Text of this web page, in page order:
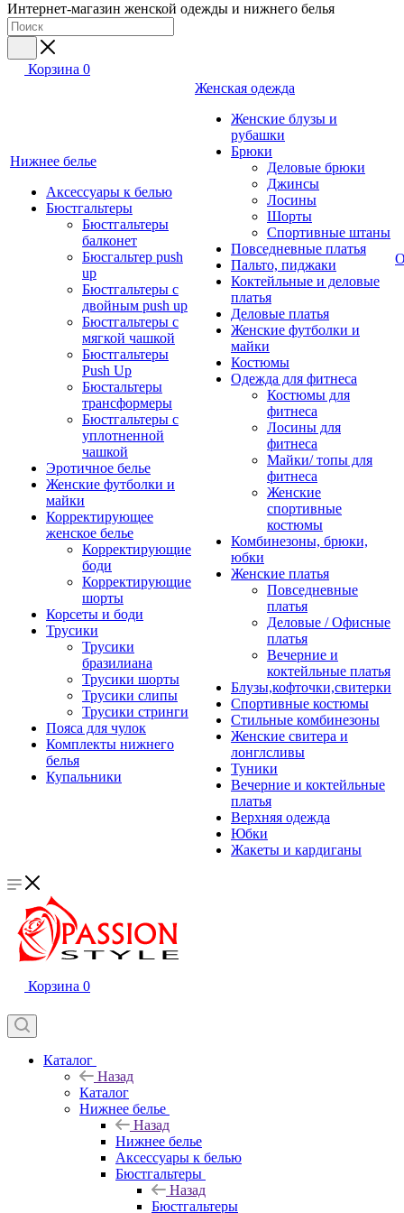
Интернет-магазин женской одежды и нижнего белья
Корзина 0
Нижнее белье
Аксессуары к белью
Бюстгальтеры
Бюстгальтеры
балконет
Бюсгальтер push
up
Бюстгальтеры с
двойным push up
Бюстгальтеры с
мягкой чашкой
Бюстгальтеры
Push Up
Бюстальтеры
трансформеры
Бюстгальтеры с
уплотненной
чашкой
Эротичное белье
Женские футболки и
майки
Корректирующее
женское белье
Корректирующие
боди
Корректирующие
шорты
Корсеты и боди
Трусики
Трусики
бразилиана
Трусики шорты
Трусики слипы
Трусики стринги
Пояса для чулок
Комплекты нижнего
белья
Купальники
Женская одежда
Женские блузы и
рубашки
Брюки
Деловые брюки
Джинсы
Лосины
Шорты
Спортивные штаны
Повседневные платья
Пальто, пиджаки
Коктейльные и деловые
платья
Деловые платья
Женские футболки и
майки
Костюмы
Одежда для фитнеса
Костюмы для
фитнеса
Лосины для
фитнеса
Майки/ топы для
фитнеса
Женские
спортивные
костюмы
Комбинезоны, брюки,
юбки
Женские платья
Повседневные
платья
Деловые / Офисные
платья
Вечерние и
коктейльные платья
Блузы,кофточки,свитерки
Спортивные костюмы
Стильные комбинезоны
Женские свитера и
лонглсливы
Туники
Вечерние и коктейльные
платья
Верхняя одежда
Юбки
Жакеты и кардиганы
Корзина 0
Каталог
Назад
Каталог
Нижнее белье
Назад
Нижнее белье
Аксессуары к белью
Бюстгальтеры
Назад
Бюстгальтеры